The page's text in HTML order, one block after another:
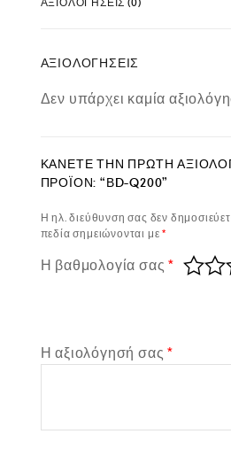
ΑΞΙΟΛΟΓΉΣΕΙΣ
Δεν υπάρχει καμία
ΚΆΝΕΤΕ ΤΗΝ ΠΡΏΤΗ
ΠΡΟΪΌΝ: “ΒD-Q200”
Η ηλ. διεύθυνση σας δεν
πεδία σημειώνονται με*
Η βαθμολογία σας*
Η αξιολόγησή σας*